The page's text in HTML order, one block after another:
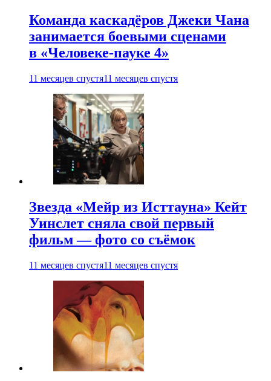
Команда каскадёров Джеки Чана
занимается боевыми сценами
в «Человеке-пауке 4»
11 месяцев спустя11 месяцев спустя
Звезда «Мейр из Исттауна» Кейт
Уинслет сняла свой первый
фильм — фото со съёмок
11 месяцев спустя11 месяцев спустя